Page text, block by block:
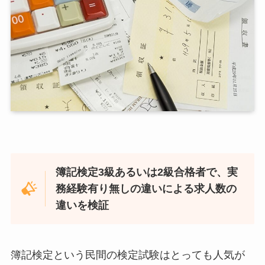
簿記検定3級あるいは2級合格者で、実
務経験有り無しの違いによる求人数の
違いを検証
簿記検定という民間の検定試験はとっても人気が